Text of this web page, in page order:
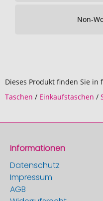
Non-
Dieses Produkt finden Sie in
Taschen / Einkaufstaschen /
Informationen
Datenschutz
Impressum
AGB